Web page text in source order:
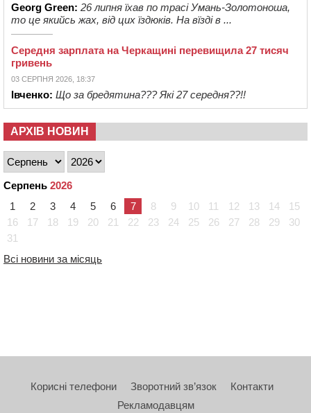
Georg Green: 26 липня їхав по трасі Умань-Золотоноша,
то це якийсь жах, від цих їздюків. На вїзді в ...
Середня зарплата на Черкащині перевищила 27 тисяч
гривень
03 СЕРПНЯ 2026, 18:37
Івченко: Що за бредятина??? Які 27 середня??!!
АРХІВ НОВИН
Серпень 2026
1
2 3 4 5 6 7 8 9 10 11 12 13 14
15
16
17 18 19 20 21 22 23 24 25 26 27 28 29
30
31
Всі новини за місяць
Корисні телефони Зворотний зв’язок
Контакти
Рекламодавцям